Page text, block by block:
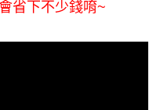
省下不少錢唷~